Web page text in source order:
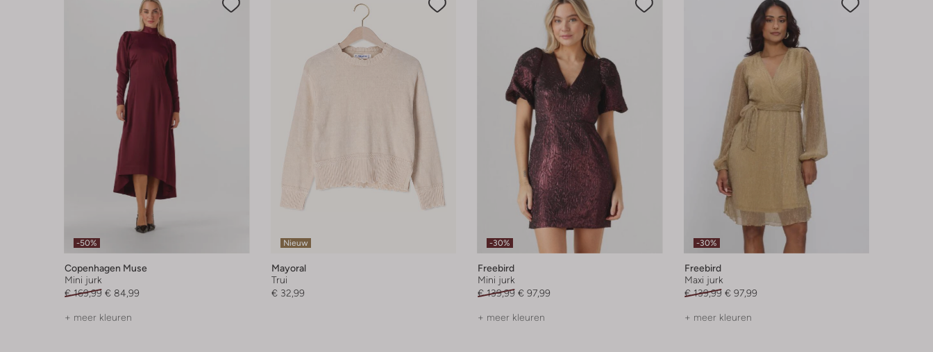
-50%
Copenhagen Muse
Mini jurk
€ 169,99 € 84,99
+ meer kleuren
Nieuw
Mayoral
Trui
€ 32,99
-30%
Freebird
Mini jurk
€ 139,99 € 97,99
+ meer kleuren
-30%
Freebird
Maxi jurk
€ 139,99 € 97,99
+ meer kleuren